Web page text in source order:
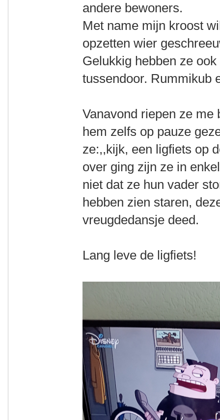
andere bewoners.
Met name mijn kroost
opzetten wier
Gelukkig hebben ze
tussendoor. Rummikub
Vanavond riepen ze me
hem zelfs op pauze
ze:,,kijk, een ligfiets op
over ging zijn ze in
niet dat ze hun vader
hebben zien staren,
vreugdedansje deed.
Lang leve de ligfiets!